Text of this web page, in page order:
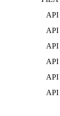
API
API
API
API
API
API